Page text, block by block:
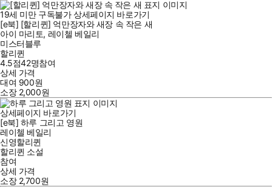
19세 미만 구독불가 상세페이지 바로가기
[e북] [할리퀸] 억만장자와 새장 속 작은 새
아이 마리토, 레이첼 베일리
미스터블루
할리퀸
4.5점42명참여
상세 가격
대여 900원
소장 2,000원
상세페이지 바로가기
[e북] 하루 그리고 영원
레이첼 베일리
신영할리퀸
할리퀸 소설
참여
상세 가격
소장 2,700원